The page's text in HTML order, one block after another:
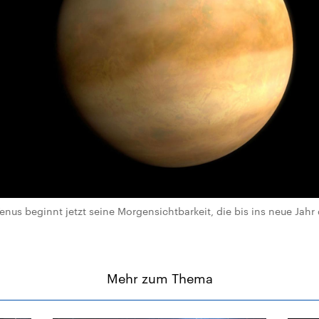
beginnt jetzt seine Morgensichtbarkeit, die bis ins neue Jahr
Mehr zum Thema